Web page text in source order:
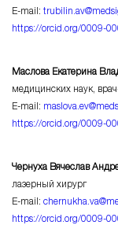
E-mail:
https://orcid.org/0009-
Маслова Екатерина
медицинских наук,
E-mail:
https://orcid.org/0009-
Чернуха Вячеслав
лазерный хирург
E-mail:
https://orcid.org/0009-